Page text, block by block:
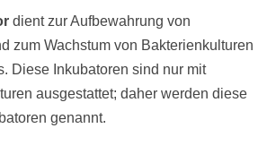
dient zur Aufbewahrung von
zum Wachstum von Bakterienkulturen
Diese Inkubatoren sind nur mit
ausgestattet; daher werden diese
genannt.